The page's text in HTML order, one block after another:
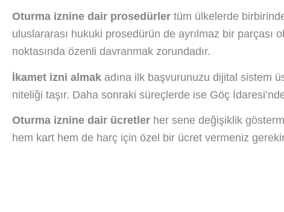
Oturma iznine dair prosedürler tüm ülkelerde
uluslararası hukuki prosedürün de ayrılmaz bir parçası
noktasında özenli davranmak zorundadır.
İkamet izni almak adına ilk başvurunuzu dijital sistem
niteliği taşır. Daha sonraki süreçlerde ise Göç
Oturma iznine dair ücretler her sene değişiklik
hem kart hem de harç için özel bir ücret vermeniz